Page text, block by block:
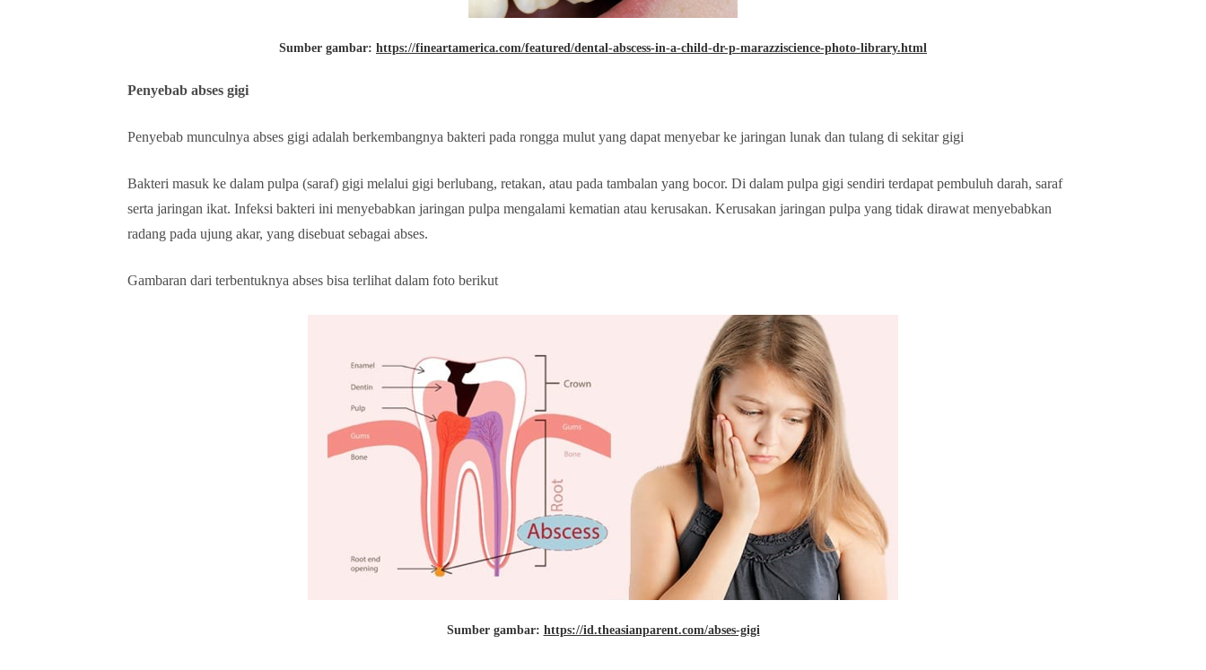
Sumber gambar: https://fineartamerica.com/featured/dental-abscess-in-a-child-dr-p-marazziscience-photo-library.html
Penyebab abses gigi
Penyebab munculnya abses gigi adalah berkembangnya bakteri pada rongga mulut yang dapat menyebar ke jaringan lunak dan tulang di sekitar gigi
Bakteri masuk ke dalam pulpa (saraf) gigi melalui gigi berlubang, retakan, atau pada tambalan yang bocor. Di dalam pulpa gigi sendiri terdapat pembuluh darah, saraf
serta jaringan ikat. Infeksi bakteri ini menyebabkan jaringan pulpa mengalami kematian atau kerusakan. Kerusakan jaringan pulpa yang tidak dirawat menyebabkan
radang pada ujung akar, yang disebuat sebagai abses.
Gambaran dari terbentuknya abses bisa terlihat dalam foto berikut
Sumber gambar: https://id.theasianparent.com/abses-gigi